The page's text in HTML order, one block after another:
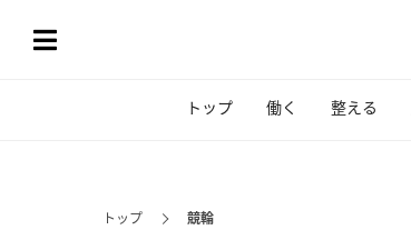
トップ 働く 整える
トップ 競輪